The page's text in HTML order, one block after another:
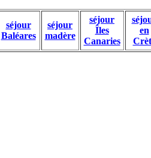
séjour
Baléares
séjour
madère
séjour
Îles
Canaries
en